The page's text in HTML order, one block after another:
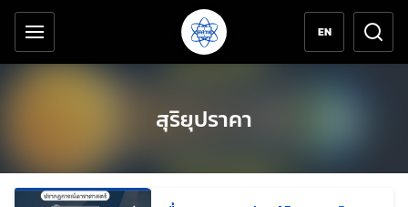
ข้ามไปยังเนื้อหาหลัก
เครื่องมือช่วยเหลือ
EN
สุริยุปราคา